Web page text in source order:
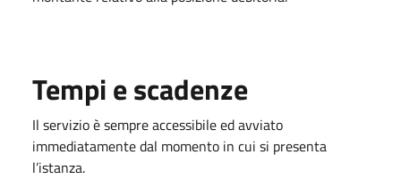
Tempi e scadenze
Il servizio è sempre accessibile ed avviato
immediatamente dal momento in cui si presenta
l’istanza.